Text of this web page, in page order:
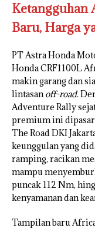
Ketangguhan
Baru, Harga
PT Astra Honda
Honda CRF1100L
makin garang dan
lintasanoff-road.
Adventure Rally
premium ini
The Road DKI
keunggulan yang
ramping, racikan
mampu
puncak 112 Nm,
kenyamanan dan
Tampilan baru